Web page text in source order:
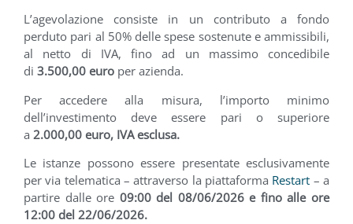
L’agevolazione consiste in un contributo a fondo
perduto pari al 50% delle spese sostenute e ammissibili,
al netto di IVA, fino ad un massimo concedibile
di 3.500,00 euro per azienda.
Per accedere alla misura, l’importo minimo
dell’investimento deve essere pari o superiore
a 2.000,00 euro, IVA esclusa.
Le istanze possono essere presentate esclusivamente
per via telematica – attraverso la piattaforma Restart – a
partire dalle ore 09:00 del 08/06/2026 e fino alle ore
12:00 del 22/06/2026.